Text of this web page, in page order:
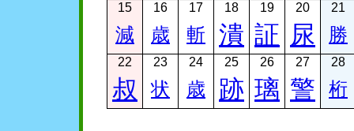
15
減
16
歳
17
斬
18
潰
19
証
20
尿
21
勝
22
叔
23
状
24
歳
25
跡
26
璃
27
警
28
桁